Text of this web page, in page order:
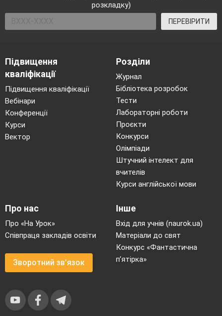
розкладку)
ПЕРЕВІРИТИ
Підвищення
кваліфікації
Підвищення кваліфікації
Вебінари
Конференції
Курси
Вектор
Розділи
Журнал
Бібліотека розробок
Тести
Лабораторні роботи
Проєкти
Конкурси
Олімпіади
Штучний інтелект для
вчителів
Курси англійської мови
Про нас
Про «На Урок»
Співпраця закладів освіти
Зворотний зв'язок
Інше
Вхід для учнів (naurok.ua)
Матеріали до свят
Конкурс «Фантастична
п’ятірка»